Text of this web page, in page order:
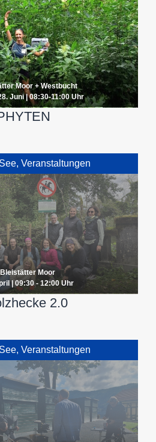
Moor + Westbucht
Juni | 08:30-11:00 Uhr
, Veranstaltungen
Bleistätter Moor
| 09:30 - 12:00 Uhr
2.0
, Veranstaltungen